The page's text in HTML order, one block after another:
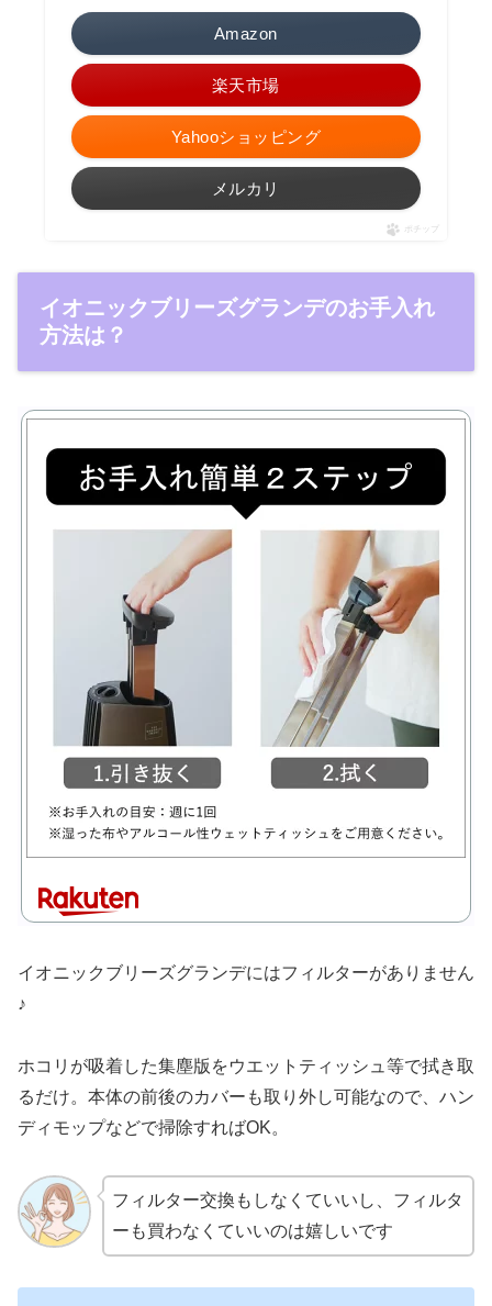
Amazon
楽天市場
Yahooショッピング
メルカリ
ポチップ
イオニックブリーズグランデのお手入れ
方法は？
イオニックブリーズグランデにはフィルターがありません
♪
ホコリが吸着した集塵版をウエットティッシュ等で拭き取
るだけ。本体の前後のカバーも取り外し可能なので、ハン
ディモップなどで掃除すればOK。
フィルター交換もしなくていいし、フィルタ
ーも買わなくていいのは嬉しいです